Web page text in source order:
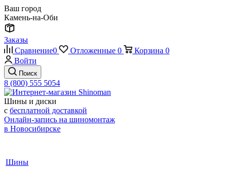
Ваш город
Камень-на-Оби
Заказы
Сравнение0 Отложенные 0 Корзина 0
Войти
Поиск
8 (800) 555 5054
Шины и диски
с бесплатной доставкой
Онлайн-запись на шиномонтаж
в Новосибирске
Шины